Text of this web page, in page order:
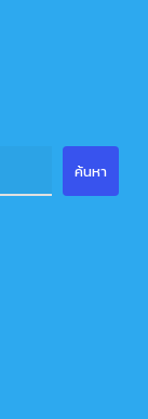
ค้นหา